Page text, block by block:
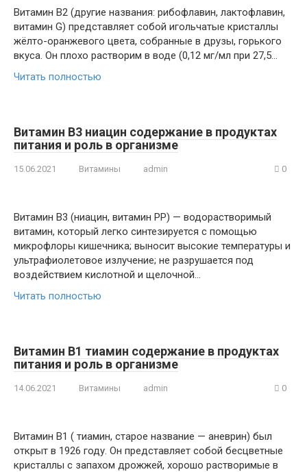
Витамин В2 (другие названия: рибофлавин, лактофлавин,
витамин G) представляет собой игольчатые кристаллы
жёлто-оранжевого цвета, собранные в друзы, горького
вкуса. Он плохо растворим в воде (0,12 мг/мл при 27,5…
Читать полностью
Витамин В3 ниацин содержание в продуктах
питания и роль в организме
15.06.2021 Витамины admin 0
Витамин В3 (ниацин, витамин РР) — водорастворимый
витамин, который легко синтезируется с помощью
микрофлоры кишечника; выносит высокие температуры и
ультрафиолетовое излучение; не разрушается под
воздействием кислотной и щелочной…
Читать полностью
Витамин В1 тиамин содержание в продуктах
питания и роль в организме
14.06.2021 Витамины admin 0
Витамин В1 ( тиамин, старое название — аневрин) был
открыт в 1926 году. Он представляет собой бесцветные
кристаллы с запахом дрожжей, хорошо растворимые в